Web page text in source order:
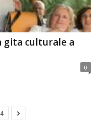
gita culturale a
0
4